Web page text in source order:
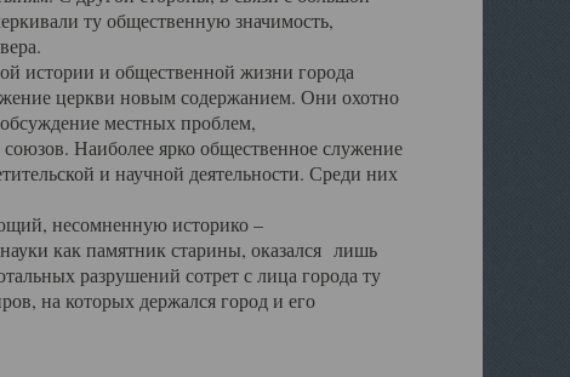
ту общественную значимость,
и общественной жизни города
церкви новым содержанием. Они охотно
местных проблем,
Наиболее ярко общественное служение
и научной деятельности. Среди них
несомненную историко –
как памятник старины, оказался лишь
разрушений сотрет с лица города ту
на которых держался город и его